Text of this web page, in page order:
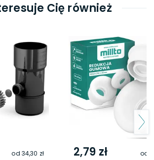
Cię również
od 34,30 zł 2,79 zł od